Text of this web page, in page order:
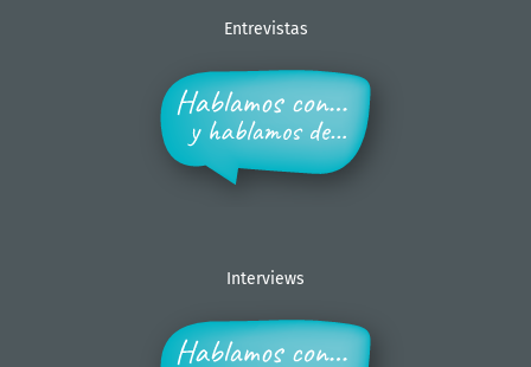
Entrevistas
Interviews